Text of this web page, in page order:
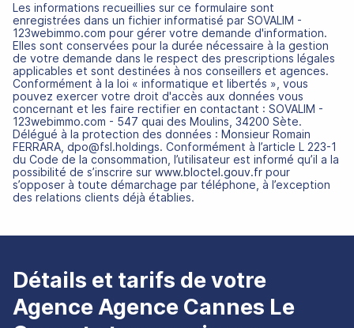
Les informations recueillies sur ce formulaire sont
enregistrées dans un fichier informatisé par SOVALIM -
123webimmo.com pour gérer votre demande d'information.
Elles sont conservées pour la durée nécessaire à la gestion
de votre demande dans le respect des prescriptions légales
applicables et sont destinées à nos conseillers et agences.
Conformément à la loi « informatique et libertés », vous
pouvez exercer votre droit d'accès aux données vous
concernant et les faire rectifier en contactant : SOVALIM -
123webimmo.com - 547 quai des Moulins, 34200 Sète.
Délégué à la protection des données : Monsieur Romain
FERRARA, dpo@fsl.holdings. Conformément à l’article L 223-1
du Code de la consommation, l’utilisateur est informé qu’il a la
possibilité de s’inscrire sur www.bloctel.gouv.fr pour
s’opposer à toute démarchage par téléphone, à l’exception
des relations clients déjà établies.
Détails et tarifs de votre
Agence Agence Cannes Le